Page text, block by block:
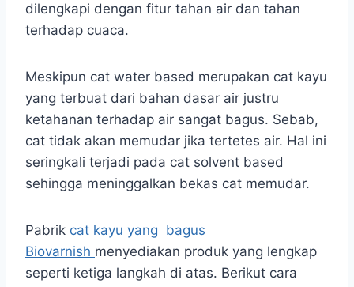
dilengkapi dengan fitur tahan air dan tahan
terhadap cuaca.
Meskipun cat water based merupakan cat kayu
yang terbuat dari bahan dasar air justru
ketahanan terhadap air sangat bagus. Sebab,
cat tidak akan memudar jika tertetes air. Hal ini
seringkali terjadi pada cat solvent based
sehingga meninggalkan bekas cat memudar.
Pabrik cat kayu yang bagus
Biovarnish menyediakan produk yang lengkap
seperti ketiga langkah di atas. Berikut cara